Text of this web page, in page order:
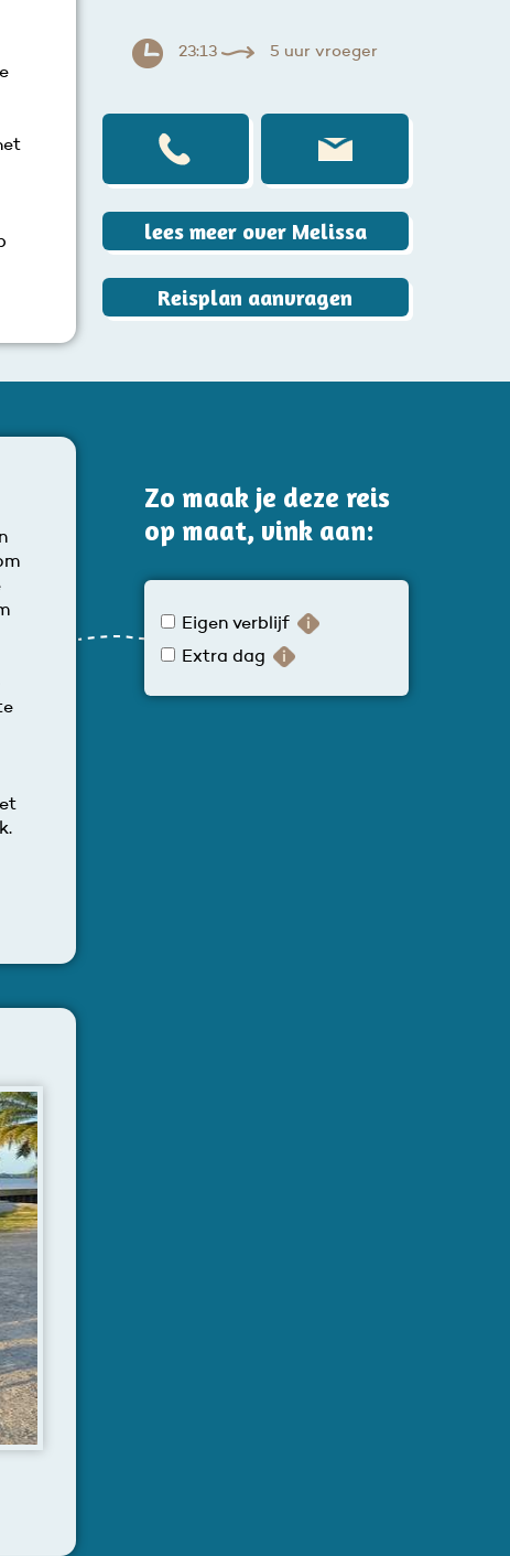
23:13 5 uur vroeger
lees meer over Melissa
Reisplan aanvragen
Zo maak je deze reis
op maat, vink aan:
Eigen verblijf
Extra dag